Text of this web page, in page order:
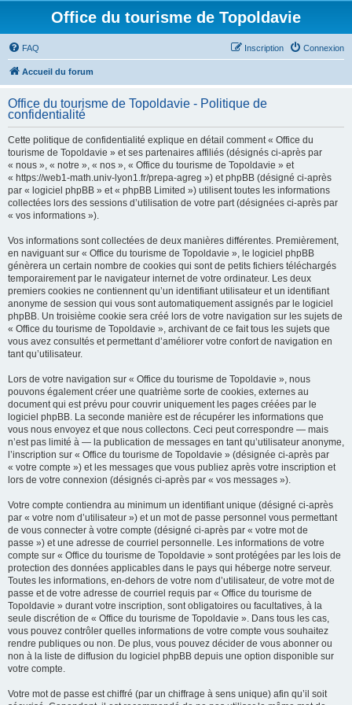
Office du tourisme de Topoldavie
FAQ Connexion
Inscription
Accueil du forum
Office du tourisme de Topoldavie - Politique de
confidentialité
Cette politique de confidentialité explique en détail comment « Office du
tourisme de Topoldavie » et ses partenaires affiliés (désignés ci-après par
« nous », « notre », « nos », « Office du tourisme de Topoldavie » et
« https://web1-math.univ-lyon1.fr/prepa-agreg ») et phpBB (désigné ci-après
par « logiciel phpBB » et « phpBB Limited ») utilisent toutes les informations
collectées lors des sessions d’utilisation de votre part (désignées ci-après par
« vos informations »).
Vos informations sont collectées de deux manières différentes. Premièrement,
en naviguant sur « Office du tourisme de Topoldavie », le logiciel phpBB
génèrera un certain nombre de cookies qui sont de petits fichiers téléchargés
temporairement par le navigateur internet de votre ordinateur. Les deux
premiers cookies ne contiennent qu’un identifiant utilisateur et un identifiant
anonyme de session qui vous sont automatiquement assignés par le logiciel
phpBB. Un troisième cookie sera créé lors de votre navigation sur les sujets de
« Office du tourisme de Topoldavie », archivant de ce fait tous les sujets que
vous avez consultés et permettant d’améliorer votre confort de navigation en
tant qu’utilisateur.
Lors de votre navigation sur « Office du tourisme de Topoldavie », nous
pouvons également créer une quatrième sorte de cookies, externes au
document qui est prévu pour couvrir uniquement les pages créées par le
logiciel phpBB. La seconde manière est de récupérer les informations que
vous nous envoyez et que nous collectons. Ceci peut correspondre — mais
n’est pas limité à — la publication de messages en tant qu’utilisateur anonyme,
l’inscription sur « Office du tourisme de Topoldavie » (désignée ci-après par
« votre compte ») et les messages que vous publiez après votre inscription et
lors de votre connexion (désignés ci-après par « vos messages »).
Votre compte contiendra au minimum un identifiant unique (désigné ci-après
par « votre nom d’utilisateur ») et un mot de passe personnel vous permettant
de vous connecter à votre compte (désigné ci-après par « votre mot de
passe ») et une adresse de courriel personnelle. Les informations de votre
compte sur « Office du tourisme de Topoldavie » sont protégées par les lois de
protection des données applicables dans le pays qui héberge notre serveur.
Toutes les informations, en-dehors de votre nom d’utilisateur, de votre mot de
passe et de votre adresse de courriel requis par « Office du tourisme de
Topoldavie » durant votre inscription, sont obligatoires ou facultatives, à la
seule discrétion de « Office du tourisme de Topoldavie ». Dans tous les cas,
vous pouvez contrôler quelles informations de votre compte vous souhaitez
rendre publiques ou non. De plus, vous pouvez décider de vous abonner ou
non à la liste de diffusion du logiciel phpBB depuis une option disponible sur
votre compte.
Votre mot de passe est chiffré (par un chiffrage à sens unique) afin qu’il soit